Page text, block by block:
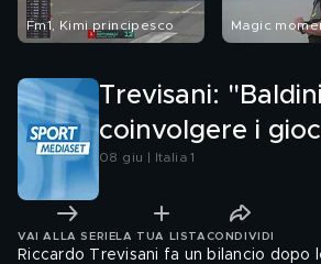
Fm1, Kimi principesco Magic
Trevisani:
coinvolgere i
08 giu | Italia 1
VAI ALLA SERIE LA TUA LISTA CONDIVIDI
Riccardo Trevisani fa un bilancio dopo